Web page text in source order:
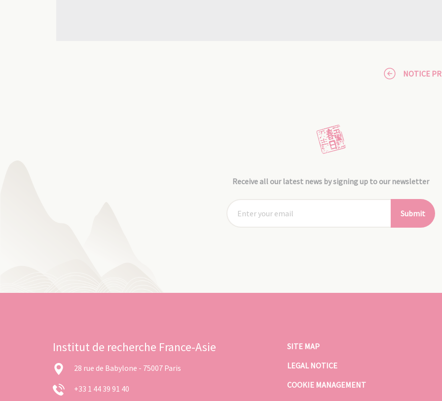
NOTICE
Receive all our latest news by signing up to our newsletter
Submit
Institut de recherche France-Asie
28 rue de Babylone - 75007 Paris
+33 1 44 39 91 40
SITE MAP
LEGAL NOTICE
COOKIE MANAGEMENT